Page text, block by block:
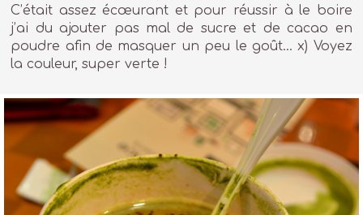
C’était assez écœurant et pour réussir à le boire
j’ai du ajouter pas mal de sucre et de cacao en
poudre afin de masquer un peu le goût… x) Voyez
la couleur, super verte !